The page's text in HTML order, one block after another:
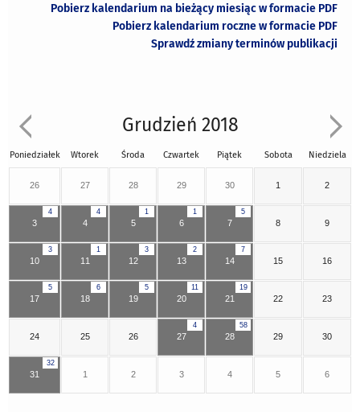
Pobierz kalendarium na bieżący miesiąc w formacie PDF
Pobierz kalendarium roczne w formacie PDF
Sprawdź zmiany terminów publikacji
Grudzień 2018
Poniedziałek Wtorek Środa Czwartek Piątek Sobota Niedziela
26 27 28 29 30 1 2
4
3
4
4
1
5
1
6
5
7 8 9
3
10
1
11
3
12
2
13
7
14 15 16
5
17
6
18
5
19
11
20
19
21 22 23
24 25 26
4
27
58
28 29 30
32
31 1 2 3 4 5 6